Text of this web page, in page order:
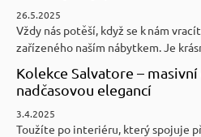
26.5.2025
Vždy nás potěší, když se k nám
zařízeného naším nábytkem. Je
Kolekce Salvatore –
nadčasovou elegancí
3.4.2025
Toužíte po interiéru, který spojuje